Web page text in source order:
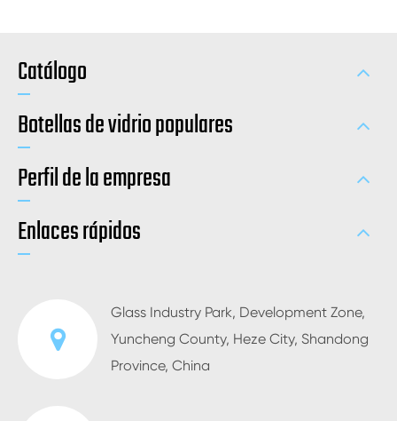
Catálogo
Botellas de vidrio populares
Perfil de la empresa
Enlaces rápidos
Glass Industry Park, Development Zone,
Yuncheng County, Heze City, Shandong
Province, China